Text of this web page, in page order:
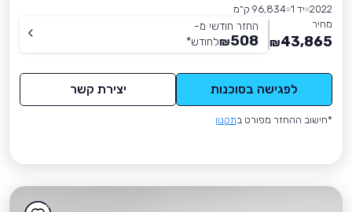
2022 יד 1
96,834 ק״מ
מחיר
43,865
₪
החזר חודשי מ-
508
₪לחודש*
לפגישה בסוכנות יצירת קשר
*חישוב ההחזר מפורט בתקנון